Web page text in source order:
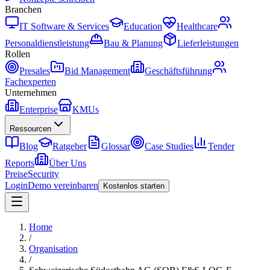
Branchen
IT Software & Services
Education
Healthcare
Personaldienstleistung
Bau & Planung
Lieferleistungen
Rollen
Presales
Bid Management
Geschäftsführung
Fachexperten
Unternehmen
Enterprise
KMUs
Ressourcen
Blog Ratgeber Glossar Case Studies
Tender
Reports
Über Uns
PreiseSecurity
LoginDemo vereinbaren Kostenlos starten
Home
/
Organisation
/